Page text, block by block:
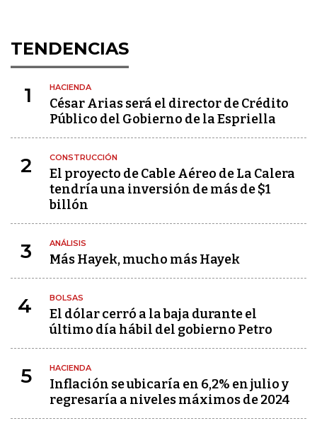
TENDENCIAS
1 HACIENDA
César Arias será el director de Crédito
Público del Gobierno de la Espriella
2 CONSTRUCCIÓN
El proyecto de Cable Aéreo de La Calera
tendría una inversión de más de $1
billón
3 ANÁLISIS
Más Hayek, mucho más Hayek
4 BOLSAS
El dólar cerró a la baja durante el
último día hábil del gobierno Petro
5 HACIENDA
Inflación se ubicaría en 6,2% en julio y
regresaría a niveles máximos de 2024